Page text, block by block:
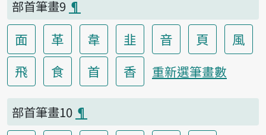
部首筆畫9 ¶
面 革 韋 韭 音 頁
風
飛
食 首 香 重新選筆畫數
部首筆畫10 ¶